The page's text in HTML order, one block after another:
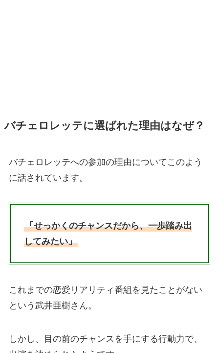
バチェロレッテに選ばれた理由はなぜ？
バチェロレッテへの参加の理由についてこのよう
に話されています。
「せっかくのチャンスだから、一歩踏み出
してみたい」
これまでの恋愛リアリティ番組を見たことがない
という武井亜樹さん。
しかし、目の前のチャンスを手にする行動力で、